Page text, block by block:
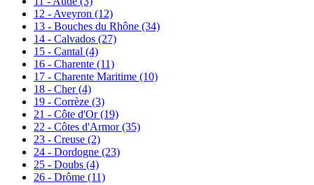
12 - Aveyron (12)
13 - Bouches du Rhône (34)
14 - Calvados (27)
15 - Cantal (4)
16 - Charente (11)
17 - Charente Maritime (10)
18 - Cher(4)
19 - Corrèze (3)
21 - Côte d'Or(19)
22 - Côtes d'Armor(35)
23 - Creuse (2)
24 - Dordogne (23)
25 - Doubs (4)
26 - Drôme (11)